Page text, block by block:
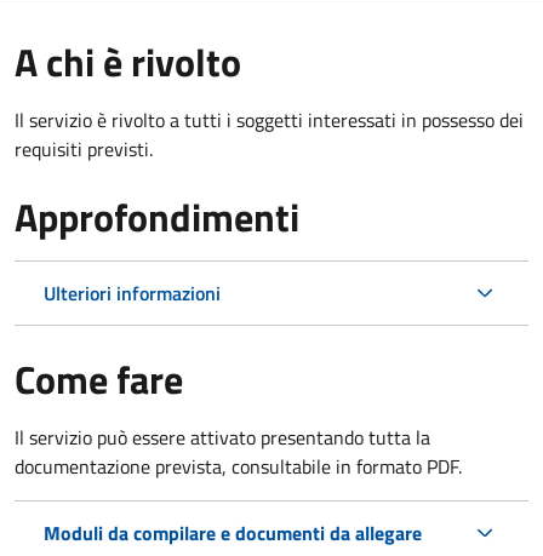
A chi è rivolto
Il servizio è rivolto a tutti i soggetti interessati in possesso dei
requisiti previsti.
Approfondimenti
Ulteriori informazioni
Come fare
Il servizio può essere attivato presentando tutta la
documentazione prevista, consultabile in formato PDF.
Moduli da compilare e documenti da allegare